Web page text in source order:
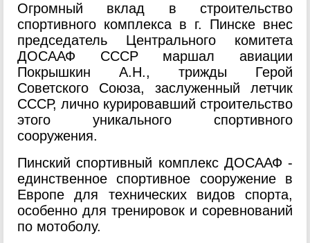
Огромный вклад в строительство
спортивного комплекса в г. Пинске внес
председатель Центрального комитета
ДОСААФ СССР маршал авиации
Покрышкин А.Н., трижды Герой
Советского Союза, заслуженный летчик
СССР, лично курировавший строительство
этого уникального спортивного
сооружения.
Пинский спортивный комплекс ДОСААФ -
единственное спортивное сооружение в
Европе для технических видов спорта,
особенно для тренировок и соревнований
по мотоболу.